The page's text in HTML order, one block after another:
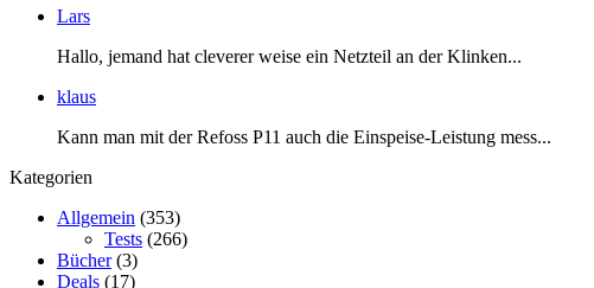
Lars
Hallo, jemand hat cleverer weise ein Netzteil an der Klinken...
klaus
Kann man mit der Refoss P11 auch die Einspeise-Leistung mess...
Kategorien
Allgemein (353)
Tests (266)
Bücher(3)
Deals (17)